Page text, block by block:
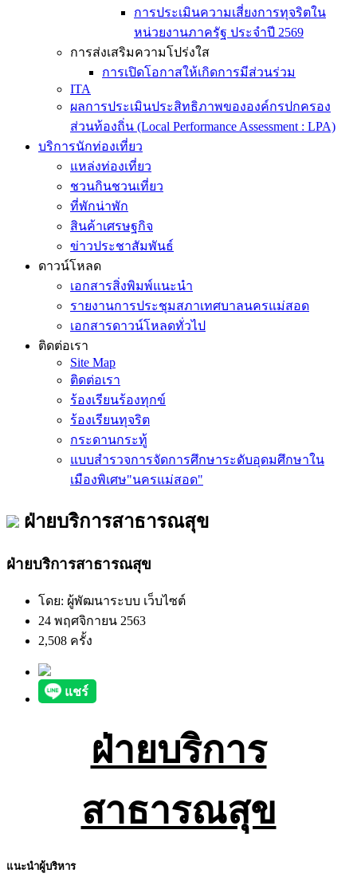
การประเมินความเสี่ยงการทุจริตใน
หน่วยงานภาครัฐ ประจำปี 2569
การส่งเสริมความโปร่งใส
การเปิดโอกาสให้เกิดการมีส่วนร่วม
ITA
ผลการประเมินประสิทธิภาพขององค์กรปกครอง
ส่วนท้องถิ่น (Local Performance Assessment : LPA)
บริการนักท่องเที่ยว
แหล่งท่องเที่ยว
ชวนกินชวนเที่ยว
ที่พักน่าพัก
สินค้าเศรษฐกิจ
ข่าวประชาสัมพันธ์
ดาวน์โหลด
เอกสารสิ่งพิมพ์แนะนำ
รายงานการประชุมสภาเทศบาลนครแม่สอด
เอกสารดาวน์โหลดทั่วไป
ติดต่อเรา
Site Map
ติดต่อเรา
ร้องเรียนร้องทุกข์
ร้องเรียนทุจริต
กระดานกระทู้
แบบสำรวจการจัดการศึกษาระดับอุดมศึกษาใน
เมืองพิเศษ"นครแม่สอด"
ฝ่ายบริการสาธารณสุข
ฝ่ายบริการสาธารณสุข
โดย: ผู้พัฒนาระบบ เว็บไซต์
24 พฤศจิกายน 2563
2,508 ครั้ง
ฝ่ายบริการ
สาธารณสุข
แนะนำผู้บริหาร